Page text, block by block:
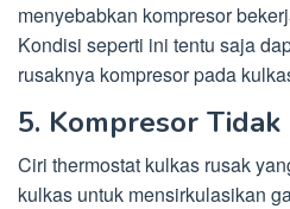
menyebabkan kompresor
Kondisi seperti ini tentu saja
rusaknya kompresor pada
5. Kompresor
Ciri thermostat kulkas rusak
kulkas untuk mensirkulasikan